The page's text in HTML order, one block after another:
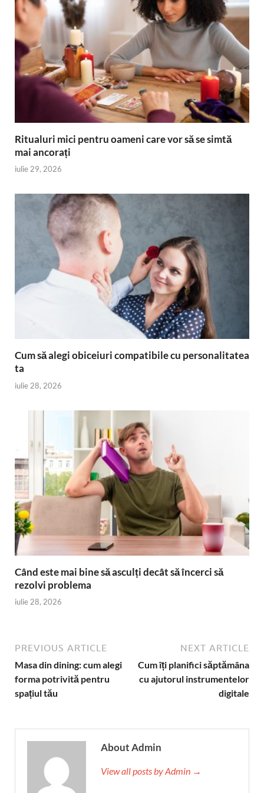
Ritualuri mici pentru oameni care vor să se simtă
mai ancorați
iulie 29, 2026
Cum să alegi obiceiuri compatibile cu personalitatea
ta
iulie 28, 2026
Când este mai bine să asculți decât să încerci să
rezolvi problema
iulie 28, 2026
PREVIOUS ARTICLE
Masa din dining: cum alegi
forma potrivită pentru
spațiul tău
NEXT ARTICLE
Cum îți planifici săptămâna
cu ajutorul instrumentelor
digitale
About Admin
View all posts by Admin →